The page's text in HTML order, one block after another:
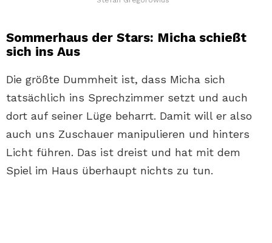
Sommerhaus der Stars: Micha schießt
sich ins Aus
Die größte Dummheit ist, dass Micha sich
tatsächlich ins Sprechzimmer setzt und auch
dort auf seiner Lüge beharrt. Damit will er also
auch uns Zuschauer manipulieren und hinters
Licht führen. Das ist dreist und hat mit dem
Spiel im Haus überhaupt nichts zu tun.